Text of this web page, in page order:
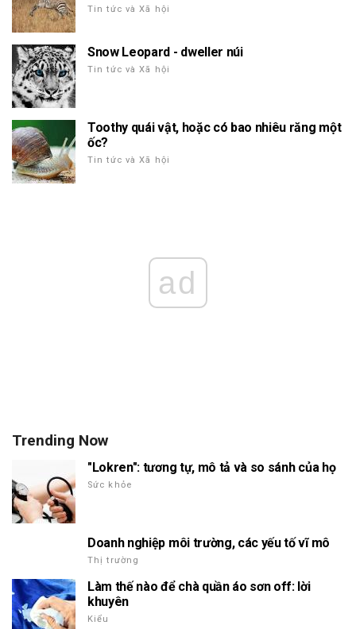
Tin tức và Xã hội
Snow Leopard - dweller núi
Tin tức và Xã hội
Toothy quái vật, hoặc có bao nhiêu răng một
ốc?
Tin tức và Xã hội
ad
Trending Now
"Lokren": tương tự, mô tả và so sánh của họ
Sức khỏe
Doanh nghiệp môi trường, các yếu tố vĩ mô
Thị trường
Làm thế nào để chà quần áo sơn off: lời
khuyên
Kiểu